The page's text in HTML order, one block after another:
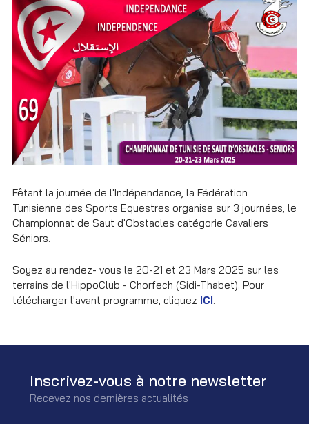
Fêtant la journée de l'Indépendance, la Fédération
Tunisienne des Sports Equestres organise sur 3 journées, le
Championnat de Saut d'Obstacles catégorie Cavaliers
Séniors.
Soyez au rendez- vous le 20-21 et 23 Mars 2025 sur les
terrains de l'HippoClub - Chorfech (Sidi-Thabet). Pour
télécharger l'avant programme, cliquez ICI.
Inscrivez-vous à notre newsletter
Recevez nos dernières actualités